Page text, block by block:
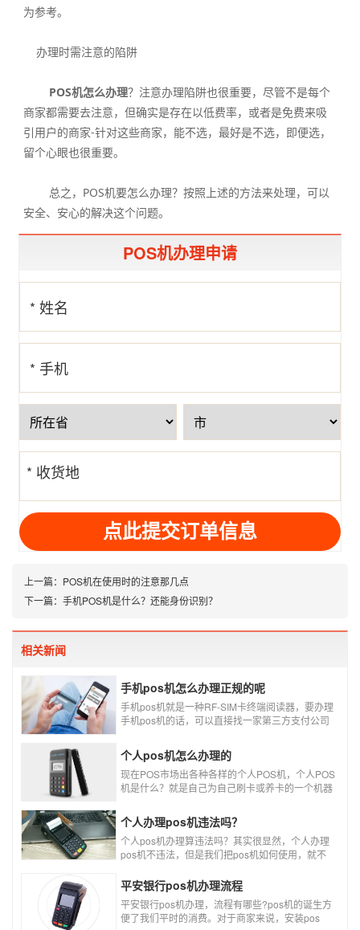
为参考。
办理时需注意的陷阱
POS机怎么办理？注意办理陷阱也很重要，尽管不是每个
商家都需要去注意，但确实是存在以低费率，或者是免费来吸
引用户的商家-针对这些商家，能不选，最好是不选，即便选，
留个心眼也很重要。
总之，POS机要怎么办理？按照上述的方法来处理，可以
安全、安心的解决这个问题。
POS机办理申请
* 姓名
* 手机
号
* 收货地
址
上一篇： POS机在使用时的注意那几点
下一篇： 手机POS机是什么？还能身份识别？
相关新闻
手机pos机怎么办理正规的呢
手机pos机就是一种RF-SIM卡终端阅读器，要办理
手机pos机的话，可以直接找一家第三方支付公司
个人pos机怎么办理的
现在POS市场出各种各样的个人POS机，个人POS
机是什么？就是自己为自己刷卡或养卡的一个机器
个人办理pos机违法吗？
个人pos机办理算违法吗？其实很显然，个人办理
pos机不违法，但是我们把pos机如何使用，就不
现，套现不换，那么我们这样使用pos机肯定就是
违法的，只有我们在安全的使用之下，我们的个人
办理的pos机才是正规的，但是自己刷自己信用卡
用自己的pos机，这样只是算违规，只要我们按时
平安银行pos机办理流程
平安银行pos机办理，流程有哪些?pos机的诞生方
便了我们平时的消费。对于商家来说，安装pos